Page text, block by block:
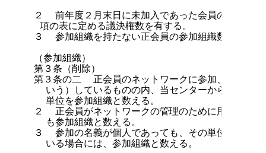
２  前年度２月末日に未加入であった会員の議決権
項の表に定める議決権数を有する。
３  参加組織を持たない正会員の参加組織数は、０
（参加組織）
第３条（削除）
第３条の二  正会員のネットワークに参加、加入あ
いう）しているものの内、当センターからドメイ
  単位を参加組織と数える。
２  正会員がネットワークの管理のために用いてい
  も参加組織と数える。
３  参加の名義が個人であっても、その単位でドメ
  いる場合には、参加組織と数える。